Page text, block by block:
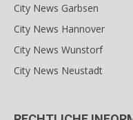
City News Garbsen
City News Hannover
City News Wunstorf
City News Neustadt